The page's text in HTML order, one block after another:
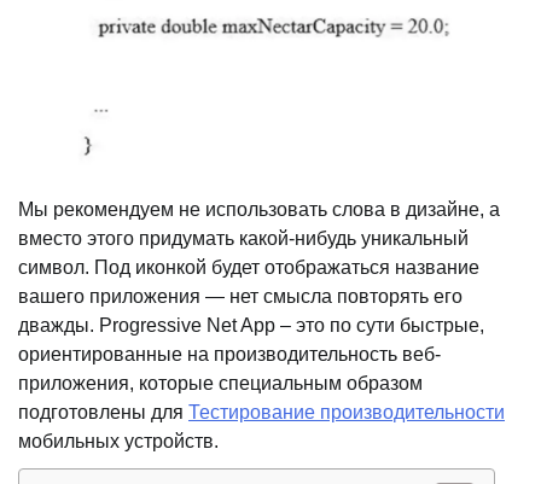
Мы рекомендуем не использовать слова в дизайне, а
вместо этого придумать какой-нибудь уникальный
символ. Под иконкой будет отображаться название
вашего приложения — нет смысла повторять его
дважды. Progressive Net App – это по сути быстрые,
ориентированные на производительность веб-
приложения, которые специальным образом
подготовлены для Тестирование производительности
мобильных устройств.